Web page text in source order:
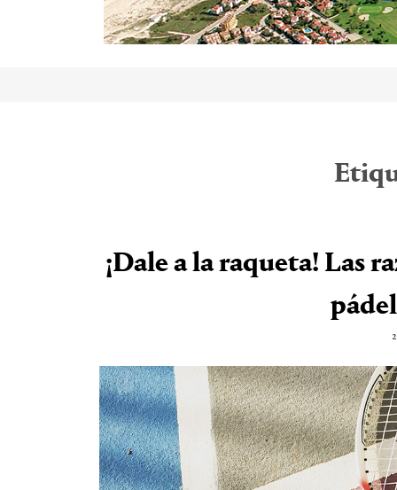
¡Dale a la raqueta! Las